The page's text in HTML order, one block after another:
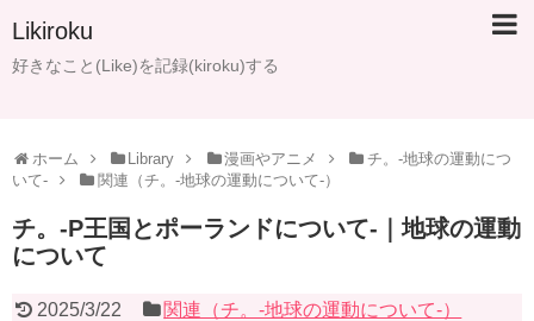
Likiroku
好きなこと(Like)を記録(kiroku)する
ホーム Library 漫画やアニメ
チ。-地球の運動につ
いて-
関連（チ。-地球の運動について-）
チ。-P王国とポーランドについて-｜地球の運動
について
2025/3/22 関連（チ。-地球の運動について-）